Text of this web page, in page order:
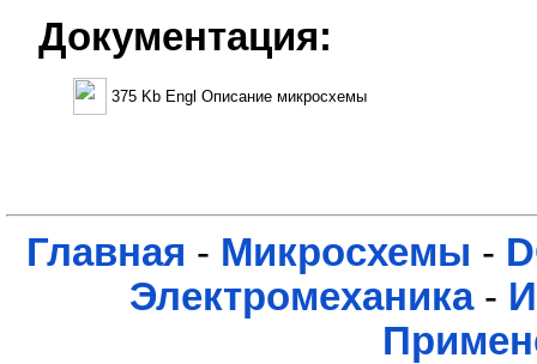
Документация:
375 Kb Engl Описание микросхемы
Главная - Микросхемы -
Электромеханика-